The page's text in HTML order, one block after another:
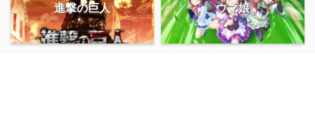
進撃の巨人 ウマ娘